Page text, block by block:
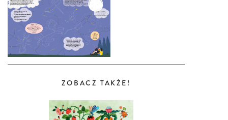
ZOBACZ TAKŻE!